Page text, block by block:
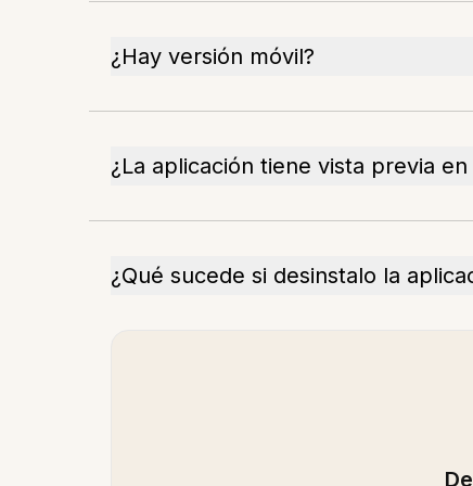
¿Hay versión móvil?
¿La aplicación tiene vista previa
¿Qué sucede si desinstalo la